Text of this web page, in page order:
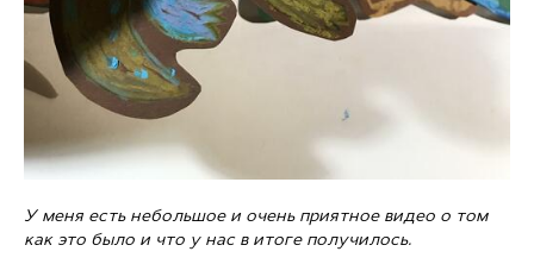
У меня есть небольшое и очень приятное видео о том
как это было и что у нас в итоге получилось.